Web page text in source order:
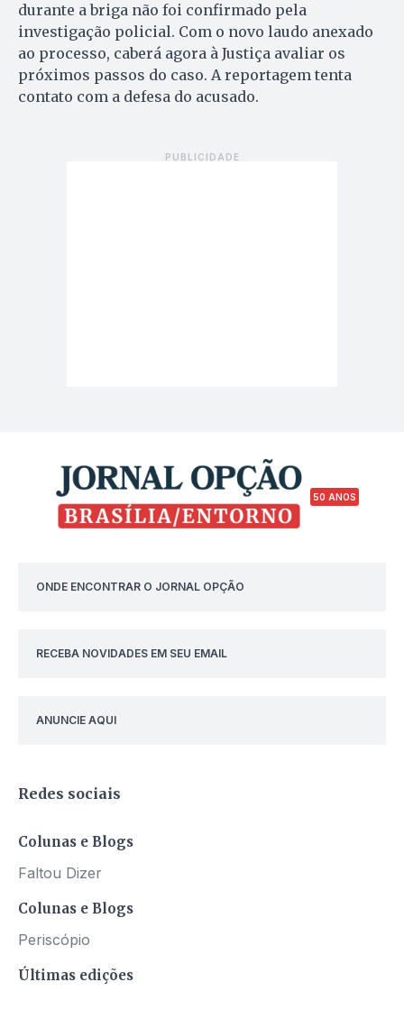
durante a briga não foi confirmado pela
investigação policial. Com o novo laudo anexado
ao processo, caberá agora à Justiça avaliar os
próximos passos do caso. A reportagem tenta
contato com a defesa do acusado.
50 ANOS
ONDE ENCONTRAR O JORNAL OPÇÃO
RECEBA NOVIDADES EM SEU EMAIL
ANUNCIE AQUI
Redes sociais
Colunas e Blogs
Faltou Dizer
Colunas e Blogs
Periscópio
Últimas edições